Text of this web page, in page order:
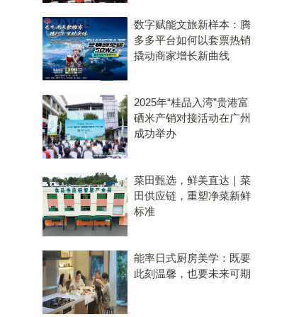
数字赋能文旅新样本：腾
多多平台如何以套票热销
撬动商家增长新曲线
2025年“桂品入湾”贵港富
硒米产销对接活动在广州
成功举办
菜田甄选，鲜美直达｜菜
田供应链，重塑净菜新鲜
标准
能率日式厨房美学：既要
此刻温馨，也要未来可期